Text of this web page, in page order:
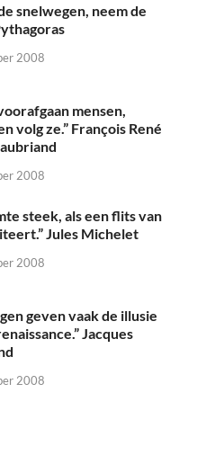
snelwegen, neem de
2008
mensen,
volg ze.” François René
2008
steek, als een flits van
Jules Michelet
2008
geven vaak de illusie
Jacques
2008